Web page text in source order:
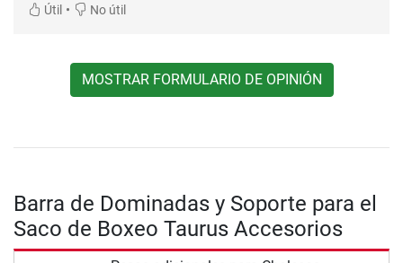
Útil • No útil
MOSTRAR FORMULARIO DE OPINIÓN
Barra de Dominadas y Soporte para el
Saco de Boxeo Taurus Accesorios